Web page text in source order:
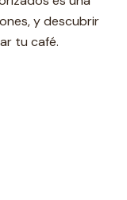
y descubrir
tu café.